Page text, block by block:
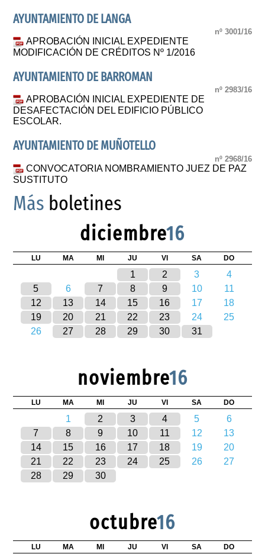
AYUNTAMIENTO DE LANGA
nº 3001/16
APROBACIÓN INICIAL EXPEDIENTE
MODIFICACIÓN DE CRÉDITOS Nº 1/2016
AYUNTAMIENTO DE BARROMAN
nº 2983/16
APROBACIÓN INICIAL EXPEDIENTE DE
DESAFECTACIÓN DEL EDIFICIO PÚBLICO
ESCOLAR.
AYUNTAMIENTO DE MUÑOTELLO
nº 2968/16
CONVOCATORIA NOMBRAMIENTO JUEZ DE PAZ
SUSTITUTO
Más boletines
diciembre16
LU MA MI JU VI SA DO
1 2 3
4
5
6 7 8 9 10
11
12
13 14 15 16 17
18
19
20 21 22 23 24
25
26
27 28 29 30 31
noviembre16
LU MA MI JU VI SA DO
1 2 3 4 5
6
7
8 9 10 11 12
13
14
15 16 17 18 19
20
21
22 23 24 25 26
27
28
29 30
octubre16
LU MA MI JU VI SA DO